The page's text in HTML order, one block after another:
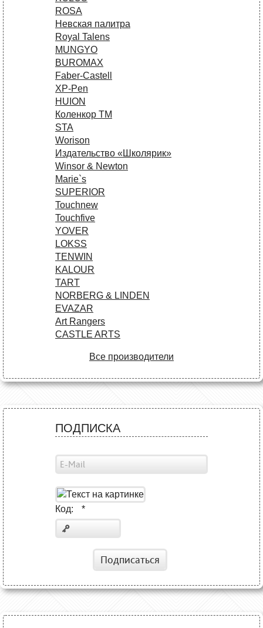
ROSA
Невская палитра
Royal Talens
MUNGYO
BUROMAX
Faber-Castell
XP-Pen
HUION
Коленкор ТМ
STA
Worison
Издательство «Школярик»
Winsor & Newton
Marie`s
SUPERIOR
Touchnew
Touchfive
YOVER
LOKSS
TENWIN
KALOUR
TART
NORBERG & LINDEN
EVAZAR
Art Rangers
CASTLE ARTS
Все производители
ПОДПИСКА
Код: *
Подписаться